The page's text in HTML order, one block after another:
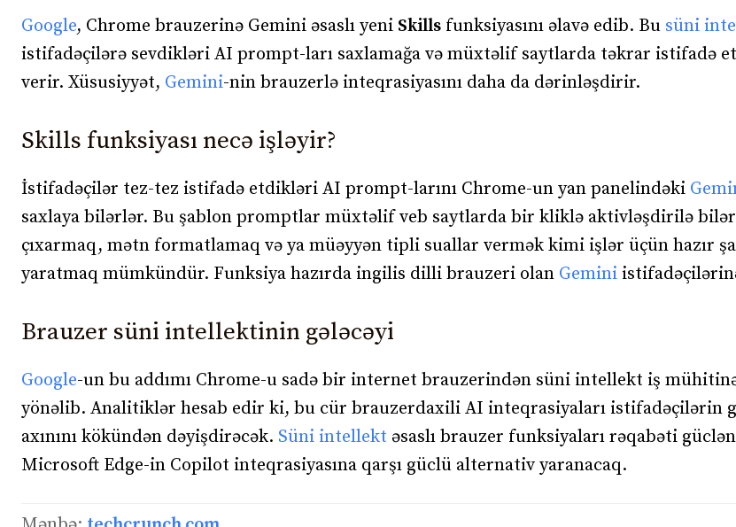
Google, Chrome brauzerinə Gemini əsaslı yeni Skills funksiyasını əlavə edib. Bu süni
istifadəçilərə sevdikləri AI prompt-ları saxlamağa və müxtəlif saytlarda təkrar istifadə
verir. Xüsusiyyət, Gemini-nin brauzerlə inteqrasiyasını daha da dərinləşdirir.
Skills funksiyası necə işləyir?
İstifadəçilər tez-tez istifadə etdikləri AI prompt-larını Chrome-un yan panelindəki
saxlaya bilərlər. Bu şablon promptlar müxtəlif veb saytlarda bir kliklə aktivləşdirilə
çıxarmaq, mətn formatlamaq və ya müəyyən tipli suallar vermək kimi işlər üçün hazır
yaratmaq mümkündür. Funksiya hazırda ingilis dilli brauzeri olan Gemini
Brauzer süni intellektinin gələcəyi
Google-un bu addımı Chrome-u sadə bir internet brauzerindən süni intellekt iş
yönəlib. Analitiklər hesab edir ki, bu cür brauzerdaxili AI inteqrasiyaları istifadəçilərin
axınını kökündən dəyişdirəcək. Süni intellekt əsaslı brauzer funksiyaları rəqabəti
Microsoft Edge-in Copilot inteqrasiyasına qarşı güclü alternativ yaranacaq.